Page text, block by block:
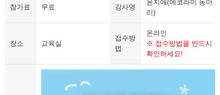
참가료 무료 강사명
윤지애(에코라미 동아
리)
장소 교육실
접수방
법
온라인
※ 접수방법을 반드시
확인하세요!